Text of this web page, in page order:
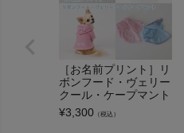
［お名前プリント］リ
ボンフード・ヴェリー
クール・ケープマント
¥3,300 （税込）